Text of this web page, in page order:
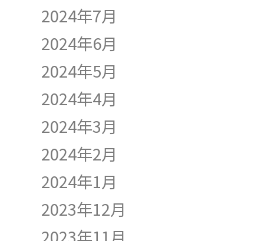
2024年7月
2024年6月
2024年5月
2024年4月
2024年3月
2024年2月
2024年1月
2023年12月
2023年11月